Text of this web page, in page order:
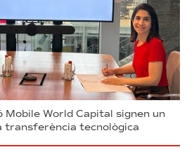
Mobile World Capital signen un
transferència tecnològica